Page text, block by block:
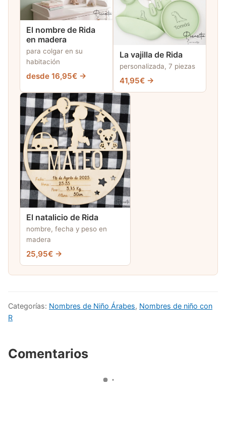
El nombre de Rida
en madera
para colgar en su
habitación
desde 16,95€ →
La vajilla de Rida
personalizada, 7 piezas
41,95€ →
El natalicio de Rida
nombre, fecha y peso en
madera
25,95€ →
Categorías: Nombres de Niño Árabes, Nombres de niño con
R
Comentarios